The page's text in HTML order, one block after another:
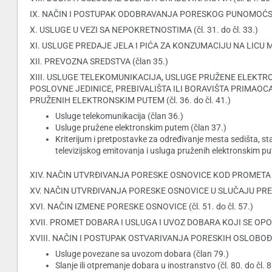
IX. NAČIN I POSTUPAK ODOBRAVANJA PORESKOG
X. USLUGE U VEZI SA NEPOKRETNOSTIMA (čl. 31. do čl. 33.)
XI. USLUGE PREDAJE JELA I PIĆA ZA KONZUMACIJU NA LICU
XII. PREVOZNA SREDSTVA (član 35.)
XIII. USLUGE TELEKOMUNIKACIJA, USLUGE PRUŽENE
POSLOVNE JEDINICE, PREBIVALIŠTA ILI BORAVIŠTA
PRUŽENIH ELEKTRONSKIM PUTEM (čl. 36. do čl. 41.)
Usluge telekomunikacija (član 36.)
Usluge pružene elektronskim putem (član 37.)
Kriterijum i pretpostavke za određivanje mesta sedišta,
televizijskog emitovanja i usluga pruženih elektronskim
XIV. NAČIN UTVRĐIVANJA PORESKE OSNOVICE KOD
XV. NAČIN UTVRĐIVANJA PORESKE OSNOVICE U SLUČAJU
XVI. NAČIN IZMENE PORESKE OSNOVICE (čl. 51. do čl. 57.)
XVII. PROMET DOBARA I USLUGA I UVOZ DOBARA KOJI SE
XVIII. NAČIN I POSTUPAK OSTVARIVANJA PORESKIH
Usluge povezane sa uvozom dobara (član 79.)
Slanje ili otpremanje dobara u inostranstvo (čl. 80. do čl.